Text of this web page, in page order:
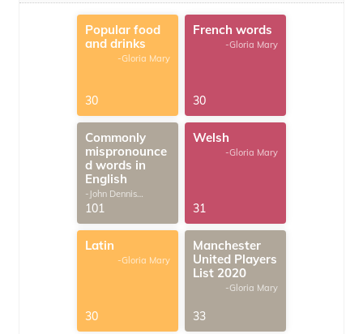
Popular food
and drinks
-Gloria Mary
30
French words
-Gloria Mary
30
Commonly
mispronounce
d words in
English
-John Dennis
G.Thomas
101
Welsh
-Gloria Mary
31
Latin
-Gloria Mary
30
Manchester
United Players
List 2020
-Gloria Mary
33